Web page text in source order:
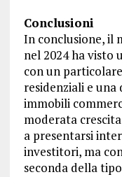
Conclusioni
In conclusione, il
nel 2024 ha visto
con un
residenziali e
immobili
moderata
a presentarsi
investitori, ma
seconda della